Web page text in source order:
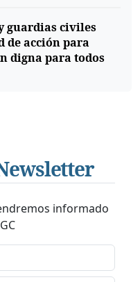
guardias civiles
de acción para
digna para todos
informado